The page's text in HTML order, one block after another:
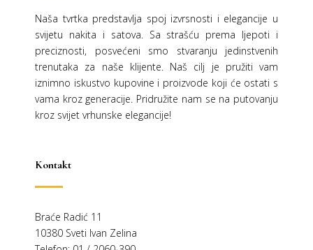
Naša tvrtka predstavlja spoj izvrsnosti i elegancije u
svijetu nakita i satova. Sa strašću prema ljepoti i
preciznosti, posvećeni smo stvaranju jedinstvenih
trenutaka za naše klijente. Naš cilj je pružiti vam
iznimno iskustvo kupovine i proizvode koji će ostati s
vama kroz generacije. Pridružite nam se na putovanju
kroz svijet vrhunske elegancije!
Kontakt
Braće Radić 11
10380 Sveti Ivan Zelina